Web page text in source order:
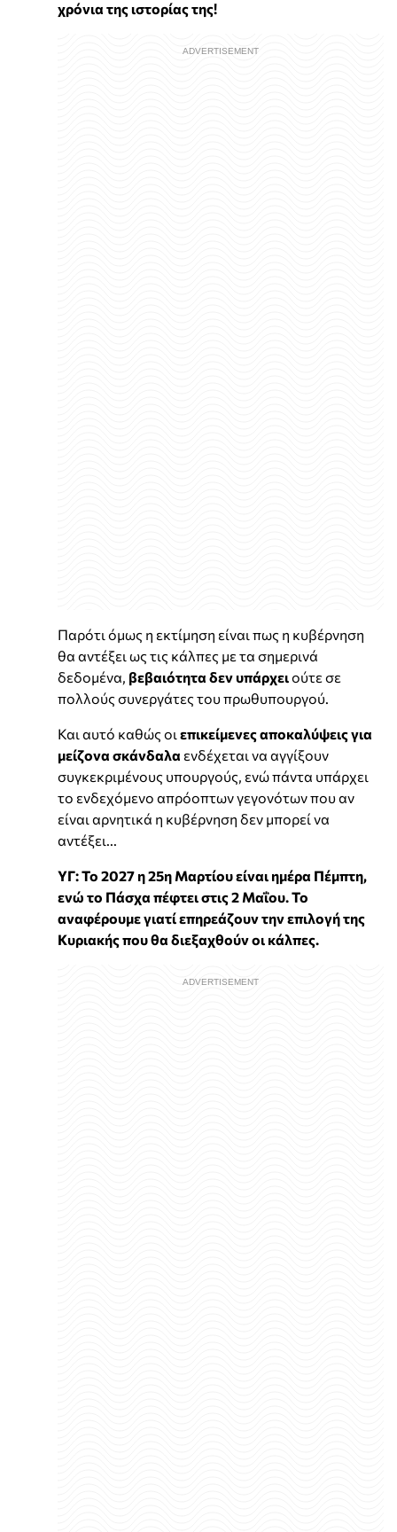
χρόνια της ιστορίας της!
Παρότι όμως η εκτίμηση είναι πως η κυβέρνηση
θα αντέξει ως τις κάλπες με τα σημερινά
δεδομένα, βεβαιότητα δεν υπάρχει ούτε σε
πολλούς συνεργάτες του πρωθυπουργού.
Και αυτό καθώς οι επικείμενες αποκαλύψεις για
μείζονα σκάνδαλα ενδέχεται να αγγίξουν
συγκεκριμένους υπουργούς, ενώ πάντα υπάρχει
το ενδεχόμενο απρόοπτων γεγονότων που αν
είναι αρνητικά η κυβέρνηση δεν μπορεί να
αντέξει...
ΥΓ: Το 2027 η 25η Μαρτίου είναι ημέρα Πέμπτη,
ενώ το Πάσχα πέφτει στις 2 Μαΐου. Το
αναφέρουμε γιατί επηρεάζουν την επιλογή της
Κυριακής που θα διεξαχθούν οι κάλπες.